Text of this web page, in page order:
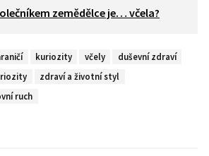
zemědělce je… včela?
kuriozity včely
duševní zdraví
zdraví a životní styl
ruch